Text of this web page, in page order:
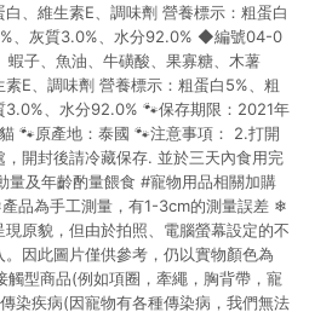
、維生素E、調味劑 營養標示：粗蛋白
、灰質3.0%、水分92.0% ◆編號04-0
子、魚油、牛磺酸、果寡糖、木薯
E、調味劑 營養標示：粗蛋白5%、粗
3.0%、水分92.0% 🐾保存期限：2021年
🐾原產地：泰國 🐾注意事項： 2.打開
開封後請冷藏保存. 並於三天內食用完
量及年齡酌量餵食 #寵物用品相關加購
品為手工測量，有1-3cm的測量誤差 ❄
原貌，但由於拍照、電腦螢幕設定的不
因此圖片僅供參考，仍以實物顏色為
型商品(例如項圈，牽繩，胸背帶，寵
染疾病(因寵物有各種傳染病，我們無法